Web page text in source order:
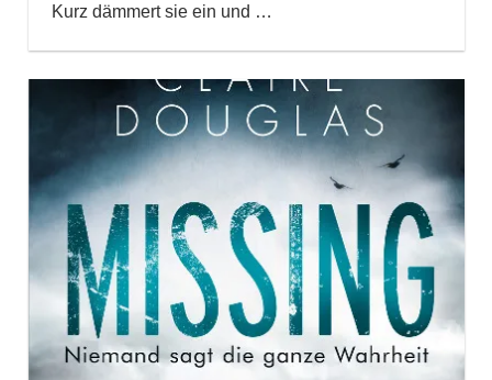
Kurz dämmert sie ein und …